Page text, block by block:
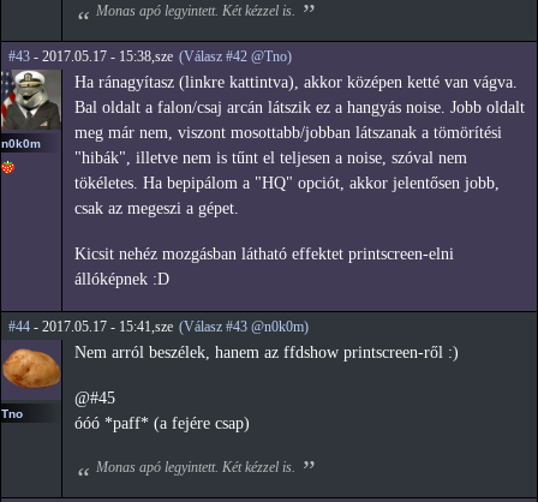
Monas apó legyintett. Két kézzel is.
#43 - 2017.05.17 - 15:38,sze (Válasz #42 @Tno)
n0k0m
Ha ránagyítasz (linkre kattintva), akkor középen ketté van vágva.
Bal oldalt a falon/csaj arcán látszik ez a hangyás noise. Jobb oldalt
meg már nem, viszont mosottabb/jobban látszanak a tömörítési
"hibák", illetve nem is tűnt el teljesen a noise, szóval nem
tökéletes. Ha bepipálom a "HQ" opciót, akkor jelentősen jobb,
csak az megeszi a gépet.
Kicsit nehéz mozgásban látható effektet printscreen-elni
állóképnek :D
#44 - 2017.05.17 - 15:41,sze (Válasz #43 @n0k0m)
Tno
Nem arról beszélek, hanem az ffdshow printscreen-ről :)
@#45
óóó *paff* (a fejére csap)
Monas apó legyintett. Két kézzel is.